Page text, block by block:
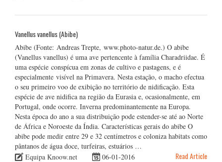
Vanellus vanellus (Abibe)
Abibe (Fonte: Andreas Trepte, www.photo-natur.de.) O abibe
(Vanellus vanellus) é uma ave pertencente à família Charadriidae. É
uma espécie conspícua em zonas de cultivo e pastagens, e é
especialmente visível na Primavera. Nesta estação, o macho efectua
o seu primeiro voo de exibição no território de nidificação. Esta
espécie de ave nidifica na região da Eurasia e, ocasionalmente, em
Portugal, onde ocorre. Inverna predominantemente na Europa.
Nesta época do ano a sua distribuição pode estender-se até ao Norte
de África e Noroeste da Índia. Características gerais do abibe O
abibe pode medir entre 29 e 32 centímetros e coloniza habitats como
pântanos de água doce, turfeiras, estuários …
Equipa Knoow.net
06-01-2016 Read Article